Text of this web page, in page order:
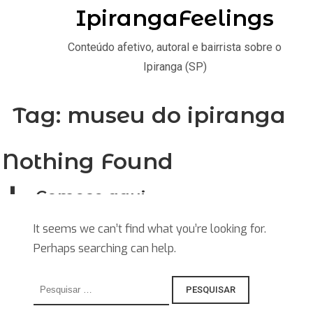
Comece aqui
Home
Stories
Explore
Tag: museu do ipiranga
Nothing Found
It seems we can’t find what you’re looking for.
Perhaps searching can help.
Pesquisar
por:
IpirangaFeelings
Conteúdo afetivo, autoral e bairrista sobre o
Ipiranga (SP)